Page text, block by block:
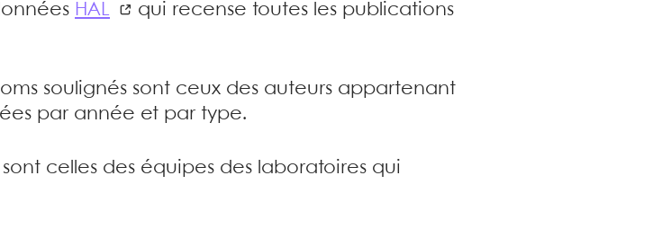
HAL
qui recense toutes les publications
soulignés sont ceux des auteurs appartenant
par année et par type.
celles des équipes des laboratoires qui